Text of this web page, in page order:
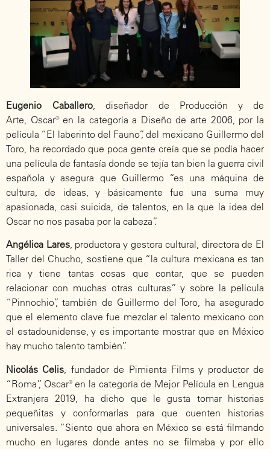
Eugenio Caballero, diseñador de Producción y de
Arte, Oscar® en la categoría a Diseño de arte 2006, por la
película “El laberinto del Fauno”, del mexicano Guillermo del
Toro, ha recordado que poca gente creía que se podía hacer
una película de fantasía donde se tejía tan bien la guerra civil
española y asegura que Guillermo “es una máquina de
cultura, de ideas, y básicamente fue una suma muy
apasionada, casi suicida, de talentos, en la que la idea del
Oscar no nos pasaba por la cabeza”.
Angélica Lares, productora y gestora cultural, directora de El
Taller del Chucho, sostiene que “la cultura mexicana es tan
rica y tiene tantas cosas que contar, que se pueden
relacionar con muchas otras culturas” y sobre la película
“Pinnochio”, también de Guillermo del Toro, ha asegurado
que el elemento clave fue mezclar el talento mexicano con
el estadounidense, y es importante mostrar que en México
hay mucho talento también”.
Nicolás Celis , fundador de Pimienta Films y productor de
“Roma”, Oscar® en la categoría de Mejor Película en Lengua
Extranjera 2019, ha dicho que le gusta tomar historias
pequeñitas y conformarlas para que cuenten historias
universales. “Siento que ahora en México se está filmando
mucho en lugares donde antes no se filmaba y por ello